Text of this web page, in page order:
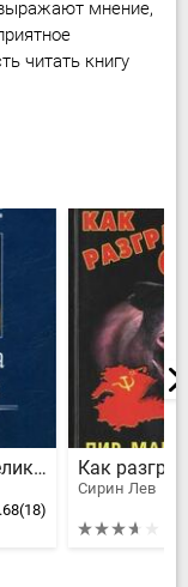
мнение,
читать книгу
Екатерина Великая
(18)
Сирин Лев